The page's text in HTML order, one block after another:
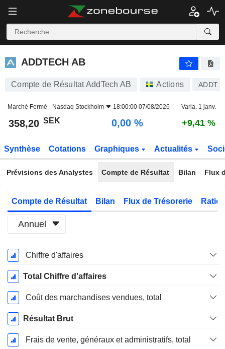
ADDTECH AB
ADDTECH AB
Compte de Résultat AddTech AB Actions ADDT B
Marché Fermé - Nasdaq Stockholm 18:00:00 07/08/2026 Varia. 1 janv.
358,20 SEK 0,00 % +9,41 %
Synthèse Cotations Graphiques Actualités
Prévisions des Analystes Compte de Résultat Bilan Flux
Compte de Résultat Bilan Flux de Trésorerie
Annuel
Période
Fiscale:
Mars
Chiffre d'affaires
Total Chiffre d'affaires
Coût des marchandises vendues, total
Résultat Brut
Frais de vente, généraux et administratifs, total